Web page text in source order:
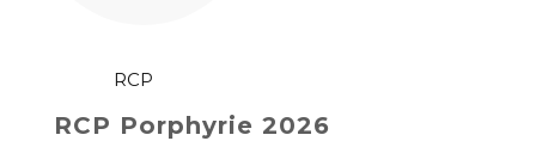
RCP
RCP Porphyrie 2026